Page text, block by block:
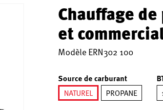
Chauffage
et
ModèleERN302 100
Source de carburant
NATUREL
PROPANE